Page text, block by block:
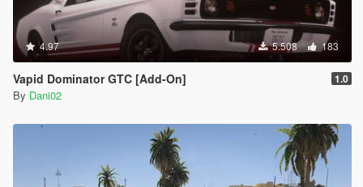
4.97 5.508 183
Vapid Dominator GTC [Add-On] 1.0
By Dani02